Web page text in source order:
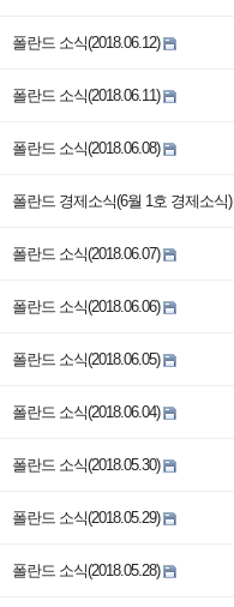
폴란드 소식(2018.06.12)
폴란드 소식(2018.06.11)
폴란드 소식(2018.06.08)
폴란드 경제소식(6월 1호 경제소식)
폴란드 소식(2018.06.07)
폴란드 소식(2018.06.06)
폴란드 소식(2018.06.05)
폴란드 소식(2018.06.04)
폴란드 소식(2018.05.30)
폴란드 소식(2018.05.29)
폴란드 소식(2018.05.28)